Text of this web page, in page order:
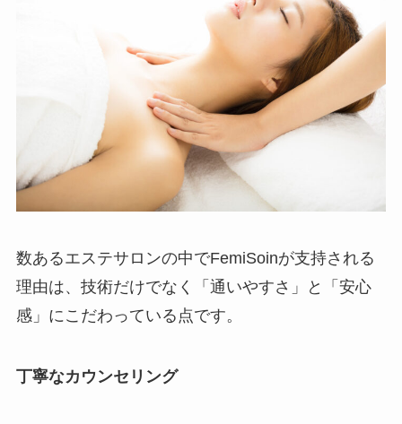
数あるエステサロンの中でFemiSoinが支持される
理由は、技術だけでなく「通いやすさ」と「安心
感」にこだわっている点です。
丁寧なカウンセリング